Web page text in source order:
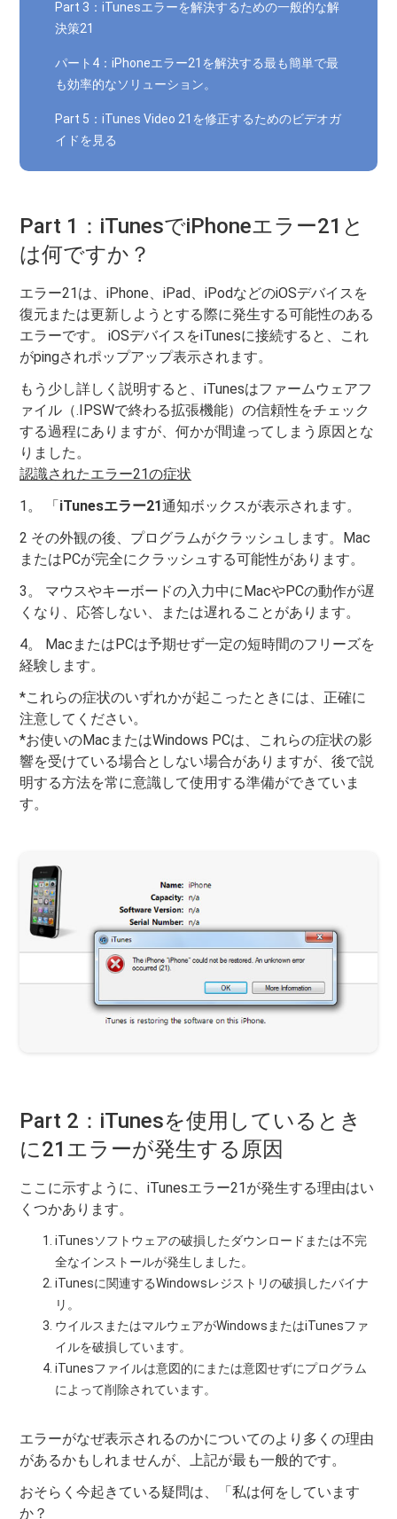
Part 3：iTunesエラーを解決するための一般的な解
決策21
パート4：iPhoneエラー21を解決する最も簡単で最
も効率的なソリューション。
Part 5：iTunes Video 21を修正するためのビデオガ
イドを見る
Part 1：iTunesでiPhoneエラー21と
は何ですか？
エラー21は、iPhone、iPad、iPodなどのiOSデバイスを
復元または更新しようとする際に発生する可能性のある
エラーです。 iOSデバイスをiTunesに接続すると、これ
がpingされポップアップ表示されます。
もう少し詳しく説明すると、iTunesはファームウェアフ
ァイル（.IPSWで終わる拡張機能）の信頼性をチェック
する過程にありますが、何かが間違ってしまう原因とな
りました。
認識されたエラー21の症状
1。 「iTunesエラー21通知ボックスが表示されます。
2 その外観の後、プログラムがクラッシュします。Mac
またはPCが完全にクラッシュする可能性があります。
3。 マウスやキーボードの入力中にMacやPCの動作が遅
くなり、応答しない、または遅れることがあります。
4。 MacまたはPCは予期せず一定の短時間のフリーズを
経験します。
*これらの症状のいずれかが起こったときには、正確に
注意してください。
*お使いのMacまたはWindows PCは、これらの症状の影
響を受けている場合としない場合がありますが、後で説
明する方法を常に意識して使用する準備ができていま
す。
Part 2：iTunesを使用しているとき
に21エラーが発生する原因
ここに示すように、iTunesエラー21が発生する理由はい
くつかあります。
iTunesソフトウェアの破損したダウンロードまたは不完
全なインストールが発生しました。
iTunesに関連するWindowsレジストリの破損したバイナ
リ。
ウイルスまたはマルウェアがWindowsまたはiTunesファ
イルを破損しています。
iTunesファイルは意図的にまたは意図せずにプログラム
によって削除されています。
エラーがなぜ表示されるのかについてのより多くの理由
があるかもしれませんが、上記が最も一般的です。
おそらく今起きている疑問は、「私は何をしています
か？